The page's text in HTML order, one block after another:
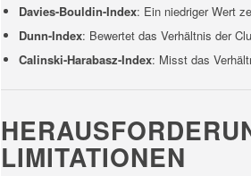
Davies-Bouldin-Index: Ein niedriger Wert
Dunn-Index: Bewertet das Verhältnis der
Calinski-Harabasz-Index: Misst das
LIMITATIONEN